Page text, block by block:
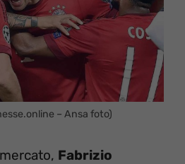
– Ansa foto)
Fabrizio